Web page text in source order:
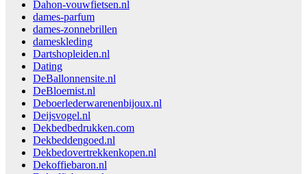
Dahon-vouwfietsen.nl
dames-parfum
dames-zonnebrillen
dameskleding
Dartshopleiden.nl
Dating
DeBallonnensite.nl
DeBloemist.nl
Deboerlederwarenenbijoux.nl
Deijsvogel.nl
Dekbedbedrukken.com
Dekbeddengoed.nl
Dekbedovertrekkenkopen.nl
Dekoffiebaron.nl